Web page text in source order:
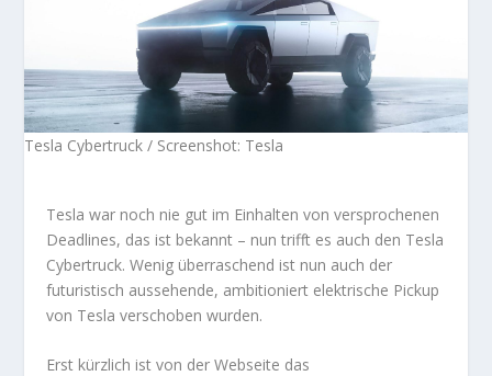
Tesla Cybertruck / Screenshot: Tesla
Tesla war noch nie gut im Einhalten von versprochenen
Deadlines, das ist bekannt – nun trifft es auch den Tesla
Cybertruck. Wenig überraschend ist nun auch der
futuristisch aussehende, ambitioniert elektrische Pickup
von Tesla verschoben wurden.
Erst kürzlich ist von der Webseite das